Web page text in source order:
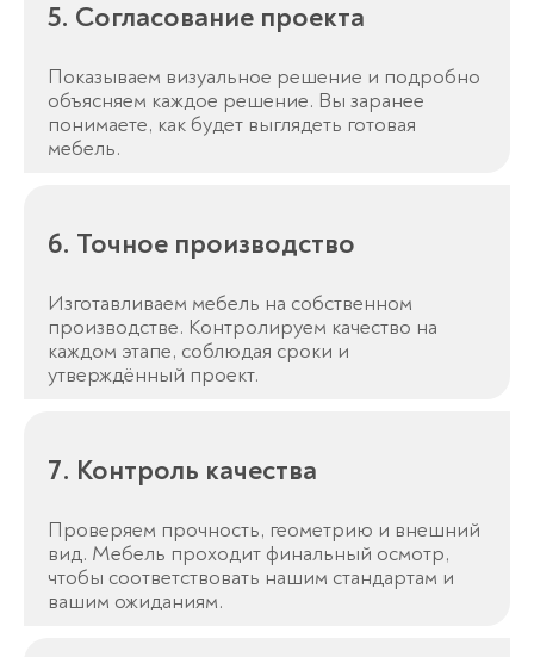
5. Согласование проекта
Показываем визуальное решение и подробно
объясняем каждое решение. Вы заранее
понимаете, как будет выглядеть готовая
мебель.
6. Точное производство
Изготавливаем мебель на собственном
производстве. Контролируем качество на
каждом этапе, соблюдая сроки и
утверждённый проект.
7. Контроль качества
Проверяем прочность, геометрию и внешний
вид. Мебель проходит финальный осмотр,
чтобы соответствовать нашим стандартам и
вашим ожиданиям.